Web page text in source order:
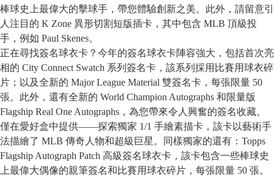
棒球史上最偉大的擊球手，帶您體驗創新之美。此外，請留意引
人注目的 K Zone 異形切割短版插卡，其中包含 MLB 頂級投
手，例如 Paul Skenes。
正在尋找簽名球衣卡？今年的簽名球衣卡陣容強大，包括首次亮
相的 City Connect Swatch 系列簽名卡，該系列採用比賽用球衣碎
片；以及全新的 Major League Material 雙簽名卡，每張限量 50
張。此外，還有全新的 World Champion Autographs 和限量版
Flagship Real One Autographs，為您帶來令人興奮的簽名收藏。
僅在愛好盒中提供——探索獨家 1/1 手繪素描卡，該卡以藝術手
法描繪了 MLB 傳奇人物和超級巨星。同樣獨家的還有：Topps
Flagship Autograph Patch 高級簽名球衣卡，該卡包含一些棒球史
上最偉大偶像的親筆簽名和比賽用球衣碎片，每張限量 50 張。